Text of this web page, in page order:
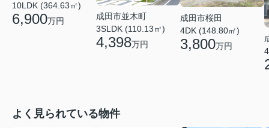
10LDK (364.63㎡)
6,900万円
成田市並木町
3SLDK (110.13㎡)
4,398万円
成田市桜田
4DK (148.80㎡)
3,800万円
よく見られている物件